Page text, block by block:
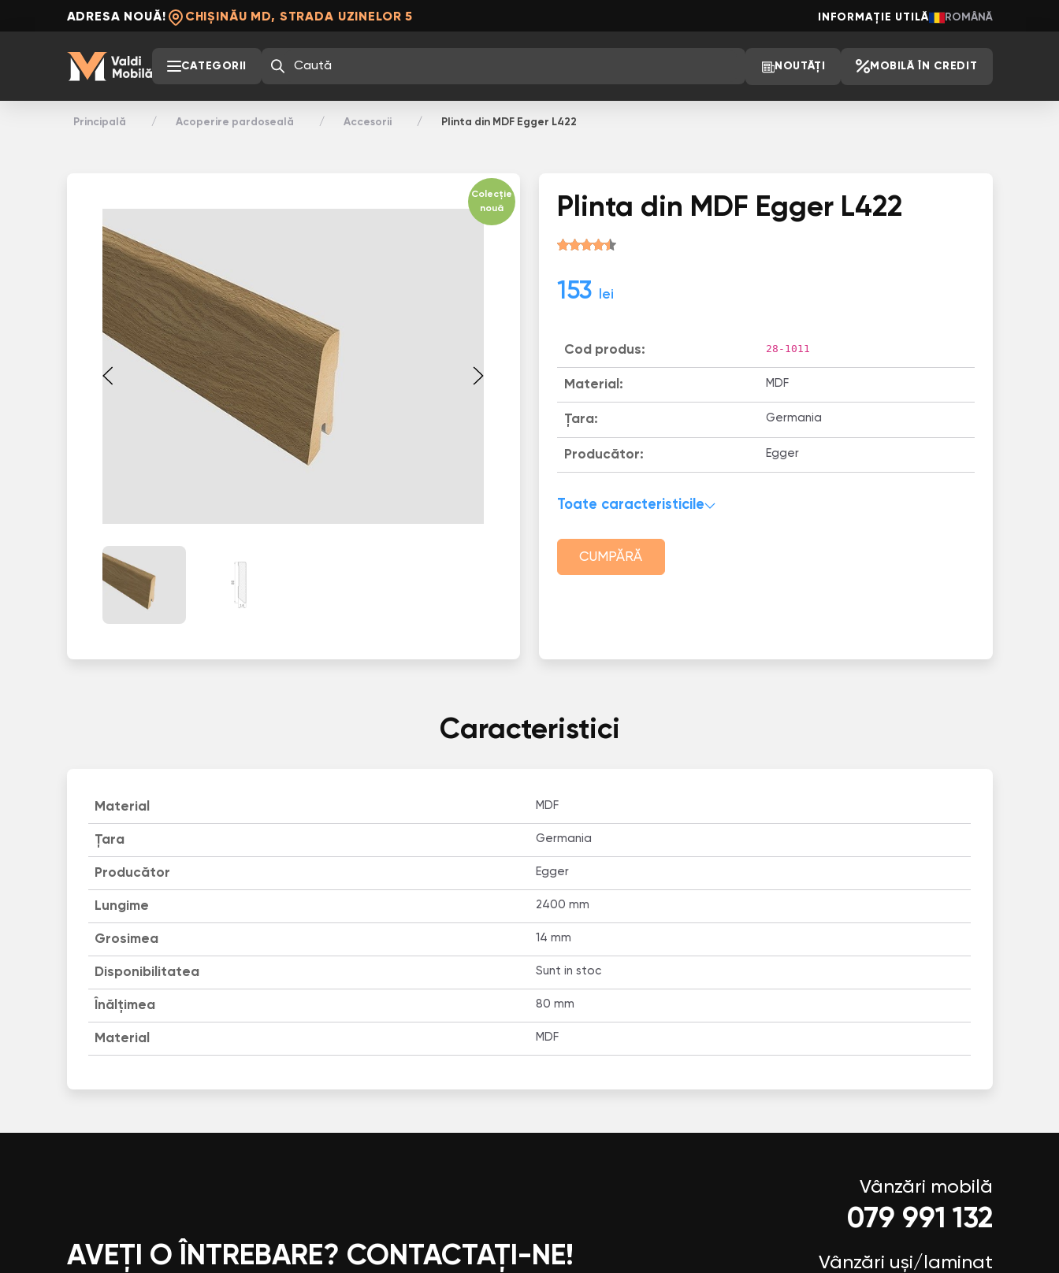
ADRESA NOUĂ! CHIȘINĂU MD, STRADA UZINELOR 5 INFORMAȚIE UTILĂ ROMÂNĂ
CATEGORII NOUTĂȚI MOBILĂ ÎN CREDIT
Principală Acoperire pardoseală Accesorii Plinta din MDF Egger L422
Colecție
nouă
Plinta din MDF Egger L422
153 lei
Cod produs: 28-1011
Material: MDF
Țara: Germania
Producător: Egger
Toate caracteristicile
CUMPĂRĂ
Caracteristici
Material MDF
Țara Germania
Producător Egger
Lungime 2400 mm
Grosimea 14 mm
Disponibilitatea Sunt in stoc
Înălțimea 80 mm
Material MDF
AVEȚI O ÎNTREBARE? CONTACTAȚI-NE!
Vânzări mobilă
079 991 132
Vânzări uși/laminat